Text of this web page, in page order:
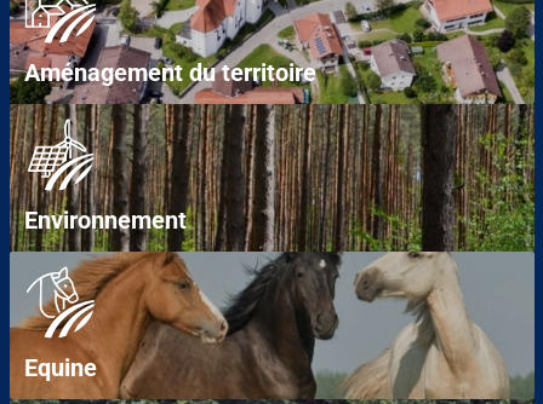
Aménagement du territoire
Environnement
Equine